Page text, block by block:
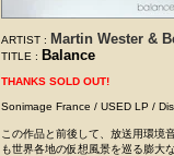
ARTIST : Martin Wester &
TITLE : Balance
THANKS SOLD OUT!
Sonimage France / USED LP /
この作品と前後して、放送用環境
も世界各地の仮想風景を巡る膨大